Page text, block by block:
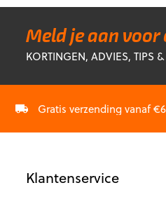
Deze
optie
kan
op
Meld je aan
KORTINGEN, ADVIES, TIPS
Gratis verzending vanaf
Klantenservice